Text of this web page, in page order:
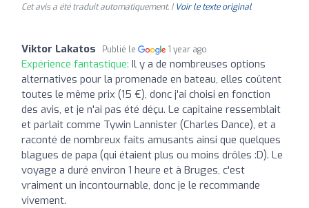
Cet avis a été traduit automatiquement. | Voir le texte original
Viktor Lakatos Publié le 1 year ago
Expérience fantastique: Il y a de nombreuses options
alternatives pour la promenade en bateau, elles coûtent
toutes le même prix (15 €), donc j'ai choisi en fonction
des avis, et je n'ai pas été déçu. Le capitaine ressemblait
et parlait comme Tywin Lannister (Charles Dance), et a
raconté de nombreux faits amusants ainsi que quelques
blagues de papa (qui étaient plus ou moins drôles :D). Le
voyage a duré environ 1 heure et à Bruges, c'est
vraiment un incontournable, donc je le recommande
vivement.